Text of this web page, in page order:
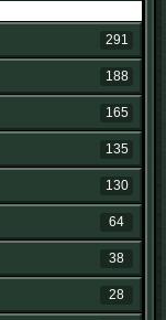
291
188
165
135
130
64
38
28